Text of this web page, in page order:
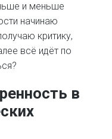
и меньше
начинаю
критику,
всё идёт по
в